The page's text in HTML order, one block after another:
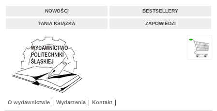
NOWOŚCI BESTSELLERY
TANIA KSIĄŻKA ZAPOWIEDZI
O wydawnictwie Wydarzenia Kontakt